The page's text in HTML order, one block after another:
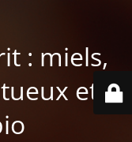
: miels,
et